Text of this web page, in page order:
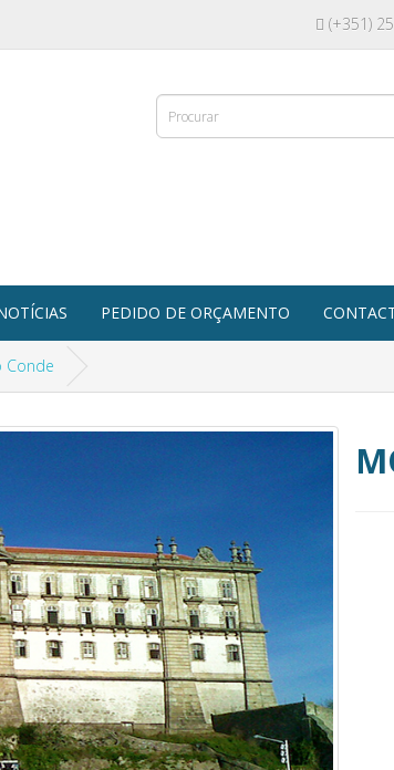
(+351)
PEDIDO DE ORÇAMENTO
Conde